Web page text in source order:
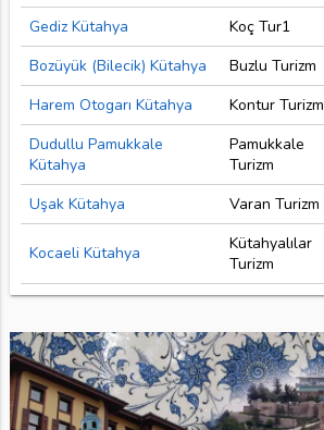
Gediz Kütahya Koç Tur1
Bozüyük (Bilecik) Kütahya
Buzlu Turizm
Harem Otogarı Kütahya
Kontur Turizm
Dudullu Pamukkale
Kütahya
Pamukkale
Turizm
Uşak Kütahya Varan Turizm
Kocaeli Kütahya
Kütahyalılar
Turizm